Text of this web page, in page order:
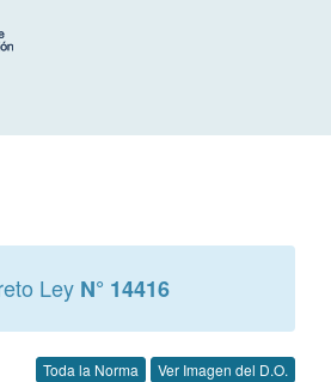
Ley N° 14416
Toda la Norma Ver Imagen del D.O.